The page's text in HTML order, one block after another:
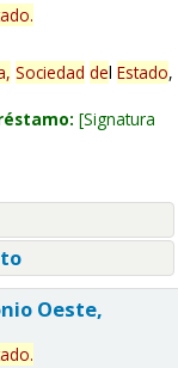
.
Sociedad del Estado,
Signatura
Oeste,
.